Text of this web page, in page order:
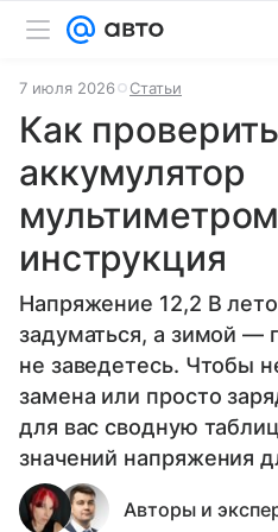
7 июля 2026 Статьи
Как проверить
аккумулятор
инструкция
Напряжение 12,2 В
задуматься, а зимой —
не заведетесь. Чтобы
замена или просто
для вас сводную
значений напряжения
Авторы и